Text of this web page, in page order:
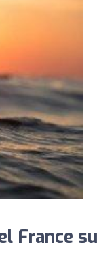
France